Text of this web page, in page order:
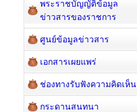
พระราชบัญญัติข้อมูล
ข่าวสารของราชการ
ศูนย์ข้อมูลข่าวสาร
เอกสารเผยแพร่
ช่องทางรับฟังความคิดเห็น
กระดานสนทนา